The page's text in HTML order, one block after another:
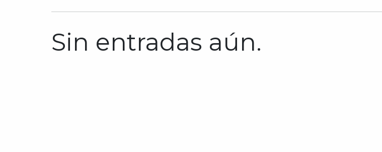
Sin entradas aún.